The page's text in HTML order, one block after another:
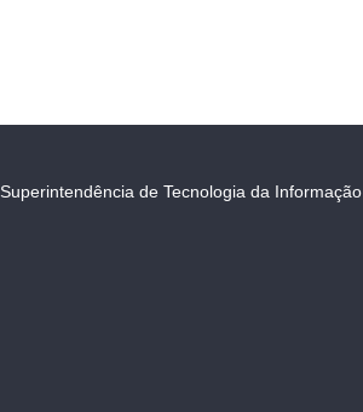
Superintendência de Tecnologia da Informação